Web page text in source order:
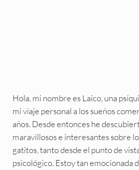
Hola, mi nombre es Laico, una
mi viaje personal a los sueños
años. Desde entonces he
maravillosos e interesantes sobre
gatitos, tanto desde el punto de
psicológico. Estoy tan emocionada